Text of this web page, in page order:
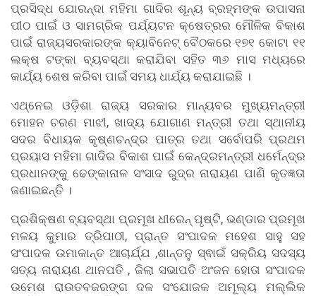
ପ୍ରସିଦ୍ଧ ଯୋରନ୍ଦା ମହିମା ଗାଦିର ଶୂନ୍ୟ ବ୍ରହ୍ମଙ୍କ ଉପାସନା
ପୀଠ ପାଇଁ ଓ ସାମଗ୍ରିକ ପର୍ଯ୍ୟଟନ କ୍ଷେତ୍ରର ମୌଳିକ ବିକାଶ
ପାଇଁ ରାଜ୍ୟସରକାରଙ୍କ କ୍ୟାବିନେଟ୍ ବୈଠକରେ ୧୭୧ କୋଟା ୧୧
ଲକ୍ଷ ଟଙ୍କା ବ୍ୟବସ୍ଥା କରାଯିବା ସହିତ ୩୬ ମାସ ମଧ୍ୟରେ
କାର୍ଯ୍ୟ ଶେଷ କରିବା ପାଇଁ ସମୟ ଧାର୍ଯ୍ୟ କରାଯାଇଛି ।
ଏଥ୍‌ନେଇ ଓଡ଼ିଶା ରାଜ୍ୟ ସରକାର ମାନ୍ୟବର ମୁଖ୍ୟମନ୍ତ୍ରୀ
ମୋହନ ଚରଣ ମାଝୀ, ଖାଦ୍ୟ ଯୋଗାଣ ମନ୍ତ୍ରୀ ତଥା ସ୍ଥାନୀୟ
ସଦର ବିଧାୟକ କୃଷ୍ଣଚନ୍ଦ୍ର ପାତ୍ର ତଥା ସର୍ବୋପରି ପ୍ରଥମ
ପ୍ରୟାସ ମହିମା ଗାଦିର ବିକାଶ ପାଇଁ କେନ୍ଦ୍ରମନ୍ତ୍ରୀ ଧର୍ମେନ୍ଦ୍ର
ପ୍ରଧାନଙ୍କୁ ଢେଙ୍କାନାଳ ସଂସାଦ ରୁଦ୍ର ନାରାୟଣ ପାଣି କୃତଜ୍ଞତା
ଜଣାଇଛନ୍ତି ।
ପ୍ରଶିକ୍ଷଣ ବ୍ୟବସ୍ଥା ପ୍ରମୂଖ ଧୀରେନ୍ ପୃଷ୍ଟି, ଭଣ୍ଡାର ପ୍ରମୂଖ
ମଳୟ କୁମାର ତ୍ରିପାଠୀ, ପ୍ରାନ୍ତ ସଂପାଦକ ମହେଶ ସାହୁ ସହ
ସଂପାଦକ ଉମାକାନ୍ତ ଆଚାର୍ଯ୍ଯ ,ଶାନ୍ତନୁ ସ୍ଵାଇଁ ସକ୍ରିୟ ସଦସ୍ୟ
ସତ୍ୟ ନାରାୟଣ ଥାନପତି , ଜିଲା ସଭାପତି ଅଂଜନ ହୋତା ସଂପାଦକ
ଉମେଶ ରାଉତବଜରଙ୍ଗ ଦଳ ସଂଯୋଜକ ଅମୂଲ୍ୟ ମଲ୍ଲିକ